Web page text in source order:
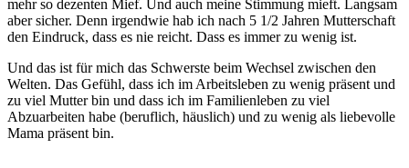
mehr so dezenten Mief. Und auch meine Stimmung mieft. Langsam
aber sicher. Denn irgendwie hab ich nach 5 1/2 Jahren Mutterschaft
den Eindruck, dass es nie reicht. Dass es immer zu wenig ist.
Und das ist für mich das Schwerste beim Wechsel zwischen den
Welten. Das Gefühl, dass ich im Arbeitsleben zu wenig präsent und
zu viel Mutter bin und dass ich im Familienleben zu viel
Abzuarbeiten habe (beruflich, häuslich) und zu wenig als liebevolle
Mama präsent bin.